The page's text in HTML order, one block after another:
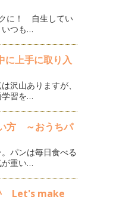
に！ 自生してい
いつも…
に上手に取り入
沢山ありますが、
学習を…
い方 ～おうちパ
パンは毎日食べる
が重い…
♪ Let's make